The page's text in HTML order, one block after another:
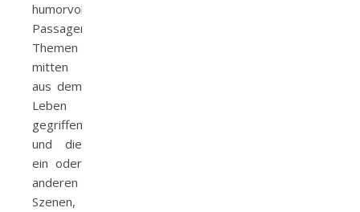
humorvollen
Passagen,
Themen
mitten
aus dem
Leben
gegriffen
und die
ein oder
anderen
Szenen,